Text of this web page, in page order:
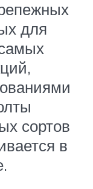
для
сортов
в